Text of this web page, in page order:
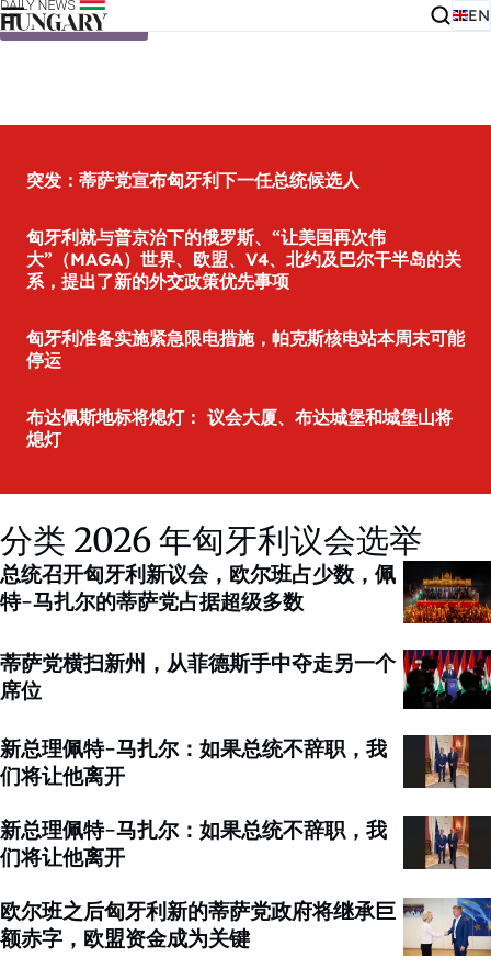
Skip to content EN
突发：蒂萨党宣布匈牙利下一任总统候选人
匈牙利就与普京治下的俄罗斯、“让美国再次伟
大”（MAGA）世界、欧盟、V4、北约及巴尔干半岛的关
系，提出了新的外交政策优先事项
匈牙利准备实施紧急限电措施，帕克斯核电站本周末可能
停运
布达佩斯地标将熄灯： 议会大厦、布达城堡和城堡山将
熄灯
分类 2026 年匈牙利议会选举
总统召开匈牙利新议会，欧尔班占少数，佩
特-马扎尔的蒂萨党占据超级多数
蒂萨党横扫新州，从菲德斯手中夺走另一个
席位
新总理佩特-马扎尔：如果总统不辞职，我
们将让他离开
新总理佩特-马扎尔：如果总统不辞职，我
们将让他离开
欧尔班之后匈牙利新的蒂萨党政府将继承巨
额赤字，欧盟资金成为关键